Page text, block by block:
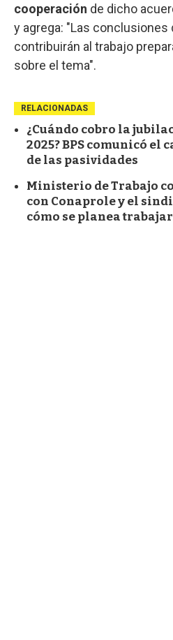
cooperación de dicho
y agrega: "Las conclusiones
contribuirán al trabajo
sobre el tema".
RELACIONADAS
¿Cuándo cobro la
2025? BPS comunicó el
de las pasividades
Ministerio de Trabajo
con Conaprole y el
cómo se planea